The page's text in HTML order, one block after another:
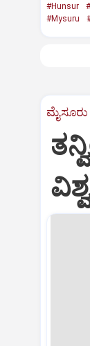
#Hunsur
#Mysuru
ಮೈಸೂರು